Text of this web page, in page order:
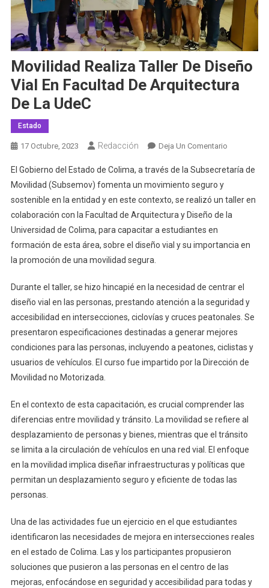
Movilidad Realiza Taller De Diseño
Vial En Facultad De Arquitectura
De La UdeC
Estado
17 Octubre, 2023 Redacción Deja Un ComentarioEn
Realiza
De
Diseño
En
Arquitectura
De
La
El Gobierno del Estado de Colima, a través de la Subsecretaría de
Movilidad (Subsemov) fomenta un movimiento seguro y
sostenible en la entidad y en este contexto, se realizó un taller en
colaboración con la Facultad de Arquitectura y Diseño de la
Universidad de Colima, para capacitar a estudiantes en
formación de esta área, sobre el diseño vial y su importancia en
la promoción de una movilidad segura.
Durante el taller, se hizo hincapié en la necesidad de centrar el
diseño vial en las personas, prestando atención a la seguridad y
accesibilidad en intersecciones, ciclovías y cruces peatonales. Se
presentaron especificaciones destinadas a generar mejores
condiciones para las personas, incluyendo a peatones, ciclistas y
usuarios de vehículos. El curso fue impartido por la Dirección de
Movilidad no Motorizada.
En el contexto de esta capacitación, es crucial comprender las
diferencias entre movilidad y tránsito. La movilidad se refiere al
desplazamiento de personas y bienes, mientras que el tránsito
se limita a la circulación de vehículos en una red vial. El enfoque
en la movilidad implica diseñar infraestructuras y políticas que
permitan un desplazamiento seguro y eficiente de todas las
personas.
Una de las actividades fue un ejercicio en el que estudiantes
identificaron las necesidades de mejora en intersecciones reales
en el estado de Colima. Las y los participantes propusieron
soluciones que pusieron a las personas en el centro de las
mejoras, enfocándose en seguridad y accesibilidad para todas y